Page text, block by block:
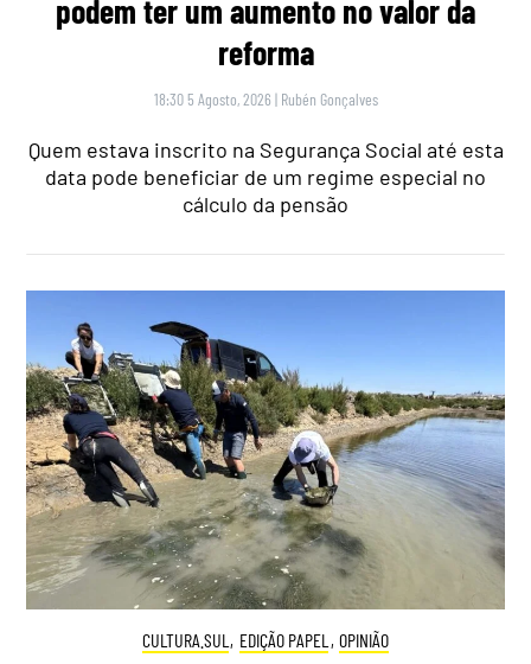
podem ter um aumento no valor da
reforma
18:30 5 Agosto, 2026 | Rubén Gonçalves
Quem estava inscrito na Segurança Social até esta
data pode beneficiar de um regime especial no
cálculo da pensão
CULTURA.SUL , EDIÇÃO PAPEL , OPINIÃO